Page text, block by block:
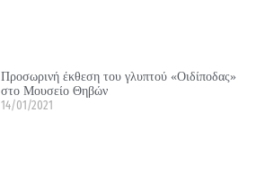
Προσωρινή έκθεση του γλυπτού «Οιδίποδας»
στο Μουσείο Θηβών
14/01/2021